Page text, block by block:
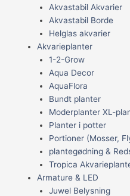
Akvastabil Akvarier
Akvastabil Borde
Helglas akvarier
Akvarieplanter
1-2-Grow
Aqua Decor
AquaFlora
Bundt planter
Moderplanter XL-
Planter i potter
Portioner (Mosser,
plantegødning &
Tropica
Armature & LED
Juwel Belysning